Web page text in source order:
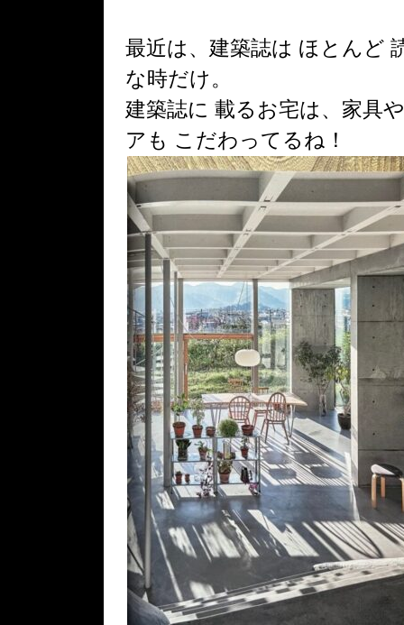
最近は、建築誌は ほとんど
な時だけ。
建築誌に 載るお宅は、家具
アも こだわってるね！